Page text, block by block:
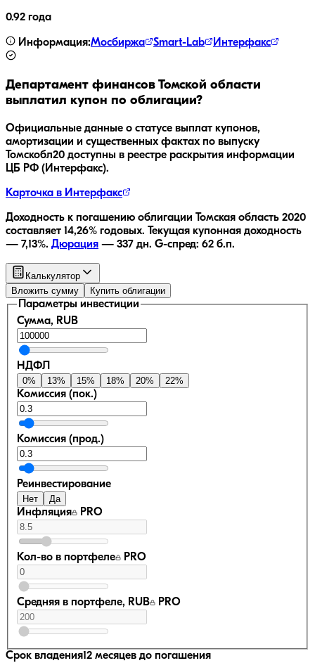
0.92 года
Информация:Мосбиржа Smart-Lab Интерфакс
Департамент финансов Томской области
выплатил купон по облигации?
Официальные данные о статусе выплат купонов,
амортизации и существенных фактах по выпуску
Томскобл20 доступны в реестре раскрытия информации
ЦБ РФ (Интерфакс).
Карточка в Интерфакс
Доходность к погашению облигации Томская область 2020
составляет 14,26% годовых. Текущая купонная доходность
— 7,13%. Дюрация — 337 дн. G-спред: 62 б.п.
Калькулятор
Вложить сумму
Купить облигации
Параметры инвестиции
Сумма, RUB
НДФЛ
0% 13% 15% 18% 20% 22%
Комиссия (пок.)
Комиссия (прод.)
Реинвестирование
Нет Да
Инфляция PRO
Кол-во в портфеле PRO
Средняя в портфеле, RUB PRO
Срок владения12 месяцев до погашения